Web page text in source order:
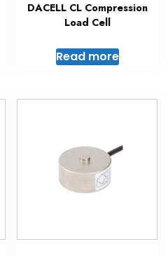
DACELL CL Compression
Load Cell
Read more